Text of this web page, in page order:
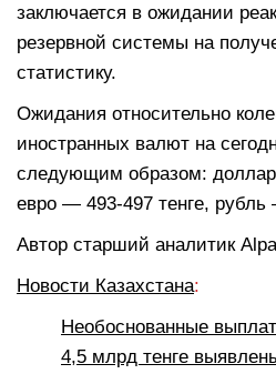
заключается в ожидании
резервной системы на
статистику.
Ожидания относительно
иностранных валют на
следующим образом:
евро — 493-497 тенге, рубль
Автор старший аналитик
Новости Казахстана:
Необоснованные
4,5 млрд тенге